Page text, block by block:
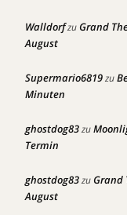
WalldorfzuGrand
August
Supermario6819zu
Minuten
ghostdog83zu
Termin
ghostdog83zuGrand
August